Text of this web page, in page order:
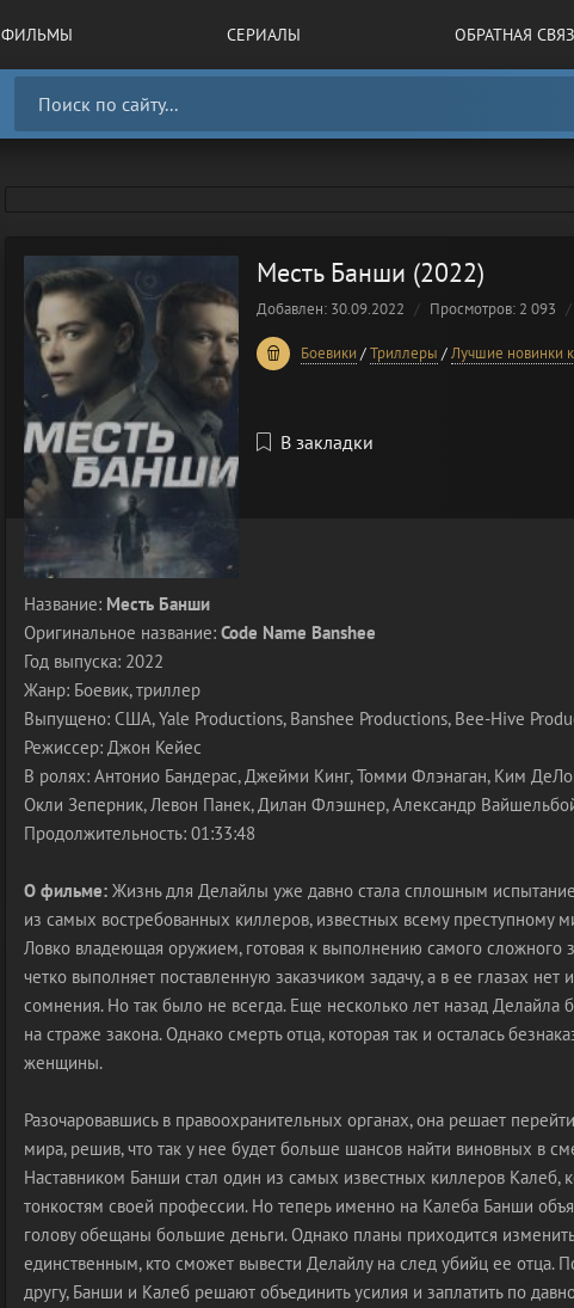
ФИЛЬМЫ СЕРИАЛЫ ОБРАТНАЯ
Месть Банши (2022)
Добавлен: 30.09.2022 Просмотров: 2 093
Боевики /Триллеры /Лучшие новинки
60 1 2
В закладки
Название: Месть Банши
Оригинальное название: Code Name Banshee
Год выпуска: 2022
Жанр: Боевик, триллер
Выпущено: США, Yale Productions, Banshee Productions, Bee-Hive
Режиссер: Джон Кейес
В ролях: Антонио Бандерас, Джейми Кинг, Томми Флэнаган, Ким
Окли Зеперник, Левон Панек, Дилан Флэшнер, Александр
Продолжительность: 01:33:48
О фильме: Жизнь для Делайлы уже давно стала сплошным
из самых востребованных киллеров, известных всему преступному
Ловко владеющая оружием, готовая к выполнению самого сложного
четко выполняет поставленную заказчиком задачу, а в ее глазах
сомнения. Но так было не всегда. Еще несколько лет назад Делайла
на страже закона. Однако смерть отца, которая так и осталась
женщины.
Разочаровавшись в правоохранительных органах, она решает
мира, решив, что так у нее будет больше шансов найти виновных в
Наставником Банши стал один из самых известных киллеров Калеб,
тонкостям своей профессии. Но теперь именно на Калеба Банши
голову обещаны большие деньги. Однако планы приходится
единственным, кто сможет вывести Делайлу на след убийц ее отца.
другу, Банши и Калеб решают объединить усилия и заплатить по